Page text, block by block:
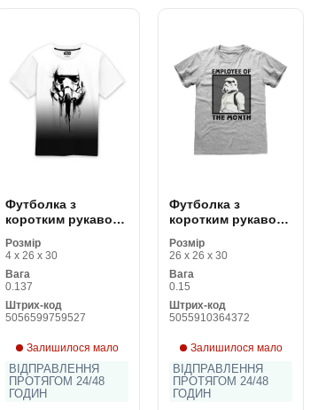
Футболка з
коротким рукавом
Stormrooper Ink
Унісекс
Розмір
4 x 26 x 30
Вага
0.137
Штрих-код
5056599759527
Залишилося мало
ВІДПРАВЛЕННЯ
ПРОТЯГОМ 24/48
ГОДИН
Футболка з
коротким рукавом
of the Month Сірий
Розмір
26 x 26 x 30
Вага
0.15
Штрих-код
5055910364372
Залишилося мало
ВІДПРАВЛЕННЯ
ПРОТЯГОМ 24/48
ГОДИН